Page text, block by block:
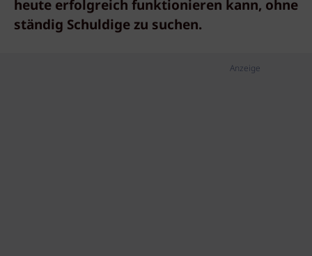
heute erfolgreich funktionieren kann, ohne
ständig Schuldige zu suchen.
Anzeige